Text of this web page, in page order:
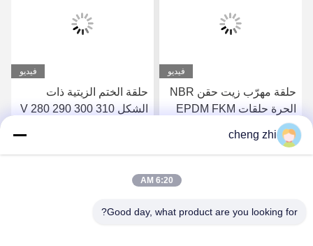
فيديو
حلقة مهرّب زيت حقن NBR
الحرة حلقات EPDM FKM
المطاط النيتريلي O
احصل على أفضل سعر
فيديو
حلقة الختم الزيتية ذات
الشكل V 280 290 300 310
احصل على أفضل سعر
cheng zhi
6:20 AM
Good day, what product are you looking for?